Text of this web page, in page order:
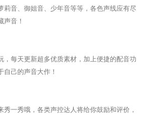
莉音、御姐音、少年音等等，各色声线应有尽
音！
，每天更新超多优质素材，加上便捷的配音功
己的声音大作！
一秀哦，各类声控达人将给你鼓励和评价，